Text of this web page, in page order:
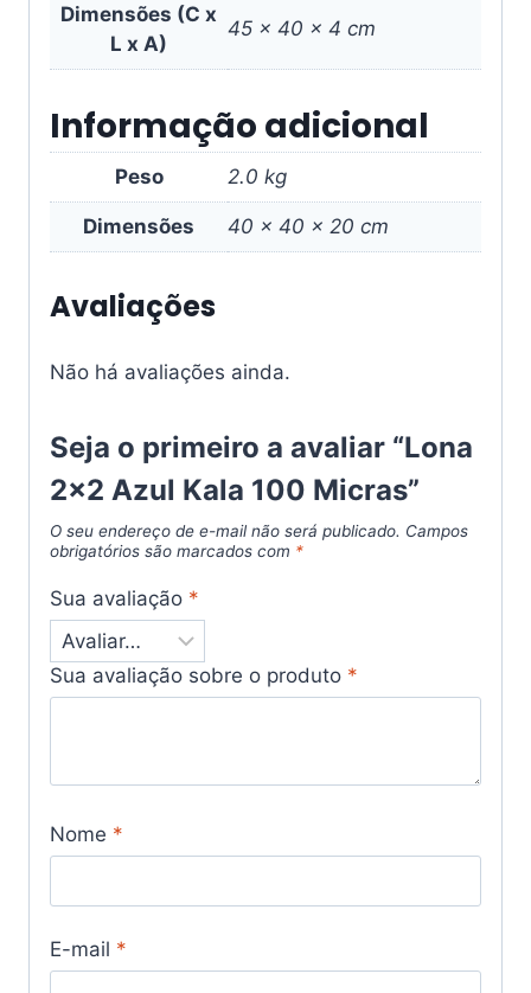
Dimensões (C x
L x A)
45 × 40 × 4 cm
Informação adicional
Peso 2.0 kg
Dimensões 40 × 40 × 20 cm
Avaliações
Não há avaliações ainda.
Seja o primeiro a avaliar “Lona
2×2 Azul Kala 100 Micras”
O seu endereço de e-mail não será publicado. Campos
obrigatórios são marcados com *
Sua avaliação *
Sua avaliação sobre o produto *
Nome *
E-mail *